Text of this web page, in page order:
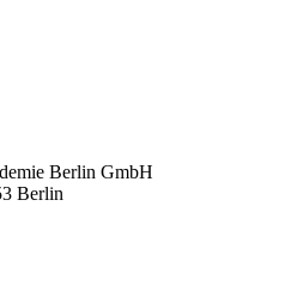
Berlin GmbH
Berlin